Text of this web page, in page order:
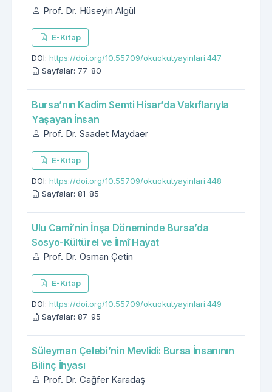
Prof. Dr. Hüseyin Algül
E-Kitap
DOI: https://doi.org/10.55709/okuokutyayinlari.447
Sayfalar: 77-80
Bursa’nın Kadim Semti Hisar’da Vakıflarıyla
Yaşayan İnsan
Prof. Dr. Saadet Maydaer
E-Kitap
DOI: https://doi.org/10.55709/okuokutyayinlari.448
Sayfalar: 81-85
Ulu Cami’nin İnşa Döneminde Bursa’da
Sosyo-Kültürel ve İlmî Hayat
Prof. Dr. Osman Çetin
E-Kitap
DOI: https://doi.org/10.55709/okuokutyayinlari.449
Sayfalar: 87-95
Süleyman Çelebi’nin Mevlidi: Bursa İnsanının
Bilinç İhyası
Prof. Dr. Cağfer Karadaş